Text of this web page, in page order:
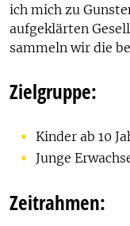
ich mich zu
aufgeklärten
sammeln wir die
Zielgruppe:
Kinder ab 10
Junge
Zeitrahmen: